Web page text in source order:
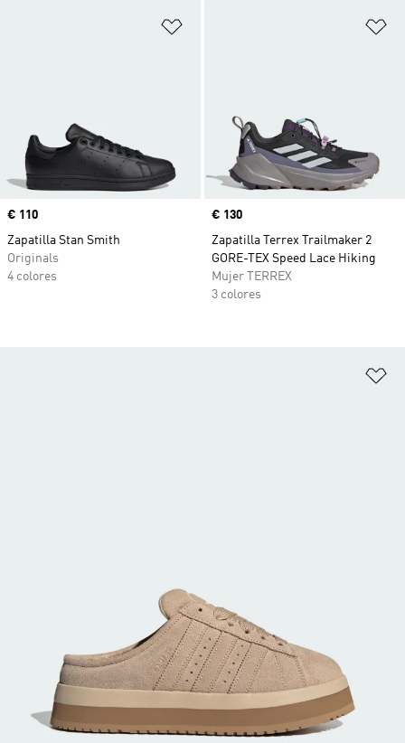
Precio
€ 110
Zapatilla Stan Smith
Originals
4 colores
Precio
€ 130
Zapatilla Terrex Trailmaker 2
GORE-TEX Speed Lace Hiking
Mujer TERREX
3 colores